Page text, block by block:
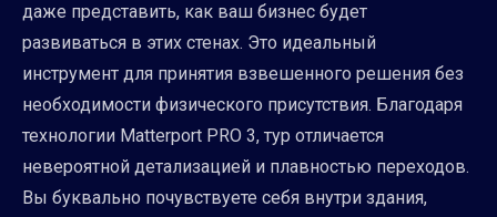
даже представить, как ваш бизнес будет
развиваться в этих стенах. Это идеальный
инструмент для принятия взвешенного решения без
необходимости физического присутствия. Благодаря
технологии Matterport PRO 3, тур отличается
невероятной детализацией и плавностью переходов.
Вы буквально почувствуете себя внутри здания,